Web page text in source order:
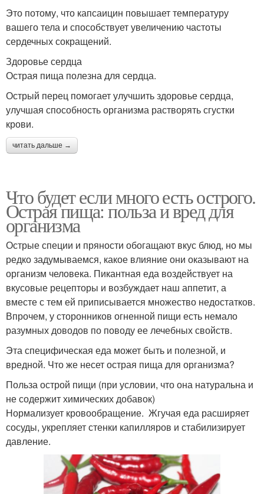
Это потому, что капсаицин повышает температуру
вашего тела и способствует увеличению частоты
сердечных сокращений.
Здоровье сердца
Острая пища полезна для сердца.
Острый перец помогает улучшить здоровье сердца,
улучшая способность организма растворять сгустки
крови.
читать дальше →
Что будет если много есть острого.
Острая пища: польза и вред для
организма
Острые специи и пряности обогащают вкус блюд, но мы
редко задумываемся, какое влияние они оказывают на
организм человека. Пикантная еда воздействует на
вкусовые рецепторы и возбуждает наш аппетит, а
вместе с тем ей приписывается множество недостатков.
Впрочем, у сторонников огненной пищи есть немало
разумных доводов по поводу ее лечебных свойств.
Эта специфическая еда может быть и полезной, и
вредной. Что же несет острая пища для организма?
Польза острой пищи (при условии, что она натуральна и
не содержит химических добавок)
Нормализует кровообращение. Жгучая еда расширяет
сосуды, укрепляет стенки капилляров и стабилизирует
давление.